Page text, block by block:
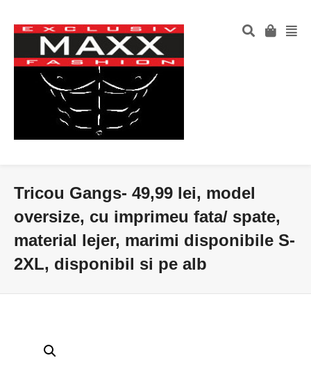
Tricou Gangs- 49,99 lei, model
oversize, cu imprimeu fata/ spate,
material lejer, marimi disponibile S-
2XL, disponibil si pe alb